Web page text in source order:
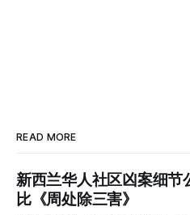
READ MORE
新西兰华人社区凶案细节
比《周处除三害》